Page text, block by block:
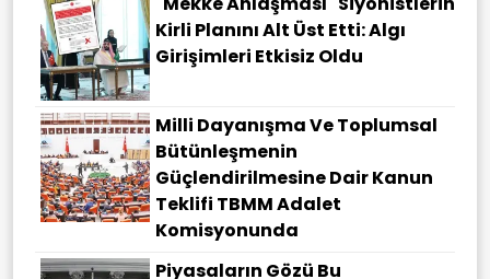
Kirli Planını Alt Üst Etti: Algı
Girişimleri Etkisiz Oldu
Milli Dayanışma Ve Toplumsal
Bütünleşmenin
Güçlendirilmesine Dair Kanun
Teklifi TBMM Adalet
Komisyonunda
Piyasaların Gözü Bu